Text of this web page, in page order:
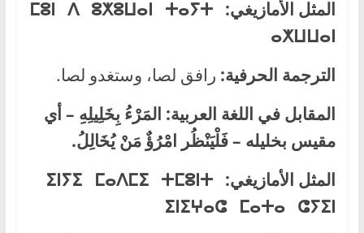
المثل الأمازيغي: ⵎⵓⵏ ⴷ ⵓⵅⵓⵡⴰⵏ ⵜⴰⵢⵜ
ⴰⵅⵡⵡⴰⵏ
الترجمة الحرفية: رافق لصا، وستغدو لصا.
المقابل في اللغة العربية: المَرْءُ بِخَلِيلِهِ – أي
مقيس بخليله – فَلْيَنْظُر امْرُؤٌ مَنْ يُخَالِلُ.
المثل الأمازيغي: ⵉⵏⵢⵉ ⵎⴰⴷⵎⵉ ⵜⵎⵓⵏⵜ
ⵉⵏⵉⵖⴰⵛ ⵎⴰⵜⴰ ⵛⵢⵉⵏ